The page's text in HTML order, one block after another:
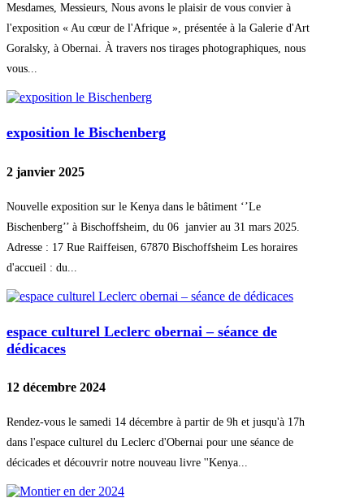
Mesdames, Messieurs, Nous avons le plaisir de vous convier à
l'exposition « Au cœur de l'Afrique », présentée à la Galerie d'Art
Goralsky, à Obernai. À travers nos tirages photographiques, nous
vous...
exposition le Bischenberg
2 janvier 2025
Nouvelle exposition sur le Kenya dans le bâtiment ‘’Le
Bischenberg’’ à Bischoffsheim, du 06 janvier au 31 mars 2025.
Adresse : 17 Rue Raiffeisen, 67870 Bischoffsheim Les horaires
d'accueil : du...
espace culturel Leclerc obernai – séance de
dédicaces
12 décembre 2024
Rendez-vous le samedi 14 décembre à partir de 9h et jusqu'à 17h
dans l'espace culturel du Leclerc d'Obernai pour une séance de
décicades et découvrir notre nouveau livre ''Kenya...